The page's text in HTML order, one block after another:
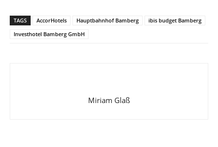
TAGS AccorHotels Hauptbahnhof Bamberg
ibis budget Bamberg
Investhotel Bamberg GmbH
Miriam Glaß